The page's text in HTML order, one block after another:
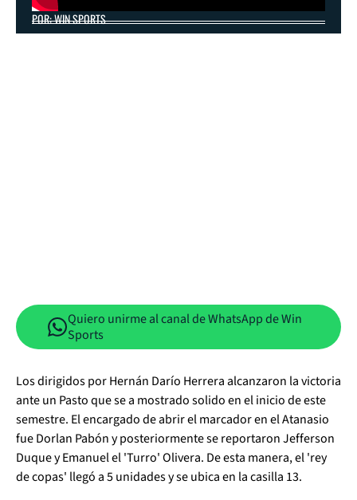
POR: WIN SPORTS
Quiero unirme al canal de WhatsApp de Win
Sports
Los dirigidos por Hernán Darío Herrera alcanzaron la victoria
ante un Pasto que se a mostrado solido en el inicio de este
semestre. El encargado de abrir el marcador en el Atanasio
fue Dorlan Pabón y posteriormente se reportaron Jefferson
Duque y Emanuel el 'Turro' Olivera. De esta manera, el 'rey
de copas' llegó a 5 unidades y se ubica en la casilla 13.